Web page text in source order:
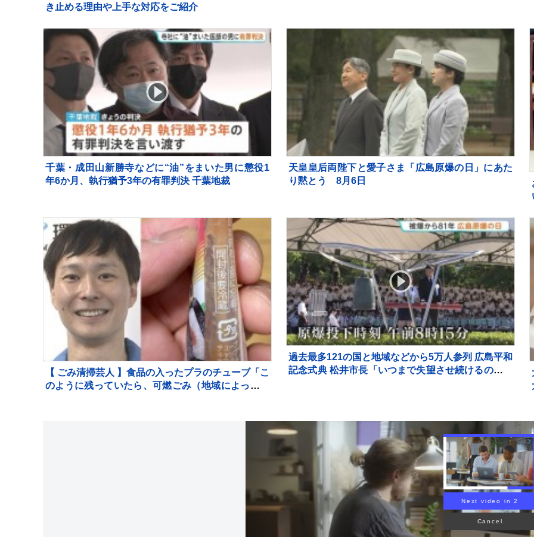
き止める理由や上手な対応をご紹介
千葉・成田山新勝寺などに“油”をまいた男に懲役1
年6か月、執行猶予3年の有罪判決 千葉地裁
天皇皇后両陛下と愛子さま「広島原爆の日」にあた
り黙とう 8月6日
【 ごみ清掃芸人 】食品の入ったプラのチューブ「こ
のように残っていたら、可燃ごみ（地域によって不
過去最多121の国と地域などから5万人参列 広島平和
記念式典 松井市長「いつまで失望させ続けるのです